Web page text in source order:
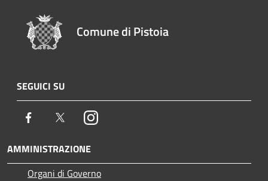
Comune di Pistoia
SEGUICI SU
Facebook TwitterInstagram
AMMINISTRAZIONE
Organi di Governo